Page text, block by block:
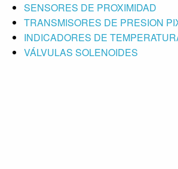
SENSORES DE PROXIMIDAD
TRANSMISORES DE PRESION
INDICADORES DE
VÁLVULAS SOLENOIDES